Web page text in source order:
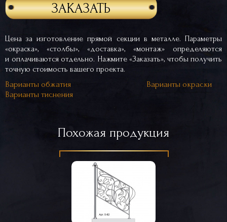
ЗАКАЗАТЬ
Цена за изготовление прямой секции в металле. Параметры
«окраска», «столбы», «доставка», «монтаж» определяются
и оплачиваются отдельно. Нажмите «Заказать», чтобы получить
точную стоимость вашего проекта.
Варианты обжатия
Варианты окраски
Варианты тиснения
Похожая продукция